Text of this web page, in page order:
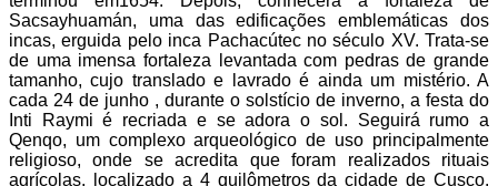
Sacsayhuamán, uma das edificações emblemáticas dos
incas, erguida pelo inca Pachacútec no século XV. Trata-se
de uma imensa fortaleza levantada com pedras de grande
tamanho, cujo translado e lavrado é ainda um mistério. A
cada 24 de junho , durante o solstício de inverno, a festa do
Inti Raymi é recriada e se adora o sol. Seguirá rumo a
Qenqo, um complexo arqueológico de uso principalmente
religioso, onde se acredita que foram realizados rituais
agrícolas, localizado a 4 quilômetros da cidade de Cusco.